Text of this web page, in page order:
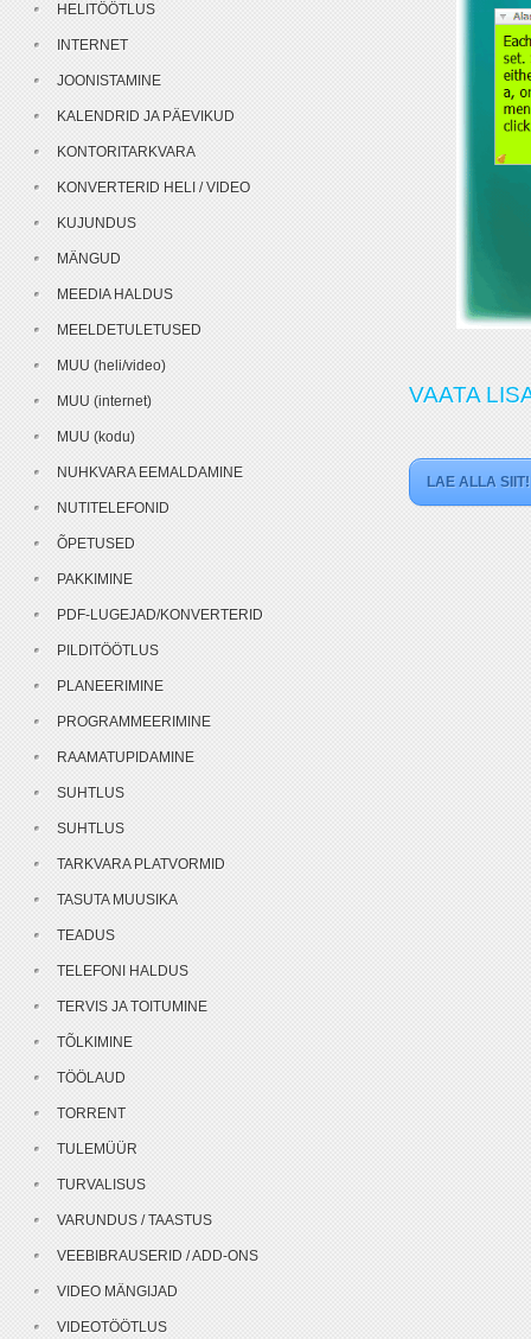
VAATA
LAE ALLA SIIT!
HELITÖÖTLUS
INTERNET
JOONISTAMINE
KALENDRID JA PÄEVIKUD
KONTORITARKVARA
KONVERTERID HELI / VIDEO
KUJUNDUS
MÄNGUD
MEEDIA HALDUS
MEELDETULETUSED
MUU (heli/video)
MUU (internet)
MUU (kodu)
NUHKVARA EEMALDAMINE
NUTITELEFONID
ÕPETUSED
PAKKIMINE
PDF-LUGEJAD/KONVERTERID
PILDITÖÖTLUS
PLANEERIMINE
PROGRAMMEERIMINE
RAAMATUPIDAMINE
SUHTLUS
SUHTLUS
TARKVARA PLATVORMID
TASUTA MUUSIKA
TEADUS
TELEFONI HALDUS
TERVIS JA TOITUMINE
TÕLKIMINE
TÖÖLAUD
TORRENT
TULEMÜÜR
TURVALISUS
VARUNDUS / TAASTUS
VEEBIBRAUSERID / ADD-ONS
VIDEO MÄNGIJAD
VIDEOTÖÖTLUS